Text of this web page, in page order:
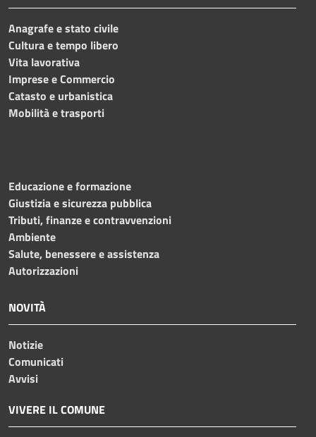
Anagrafe e stato civile
Cultura e tempo libero
Vita lavorativa
Imprese e Commercio
Catasto e urbanistica
Mobilità e trasporti
Educazione e formazione
Giustizia e sicurezza pubblica
Tributi, finanze e contravvenzioni
Ambiente
Salute, benessere e assistenza
Autorizzazioni
NOVITÀ
Notizie
Comunicati
Avvisi
VIVERE IL COMUNE